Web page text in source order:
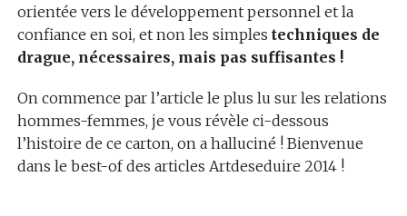
orientée vers le développement personnel et la
confiance en soi, et non les simples techniques de
drague, nécessaires, mais pas suffisantes !
On commence par l’article le plus lu sur les relations
hommes-femmes, je vous révèle ci-dessous
l’histoire de ce carton, on a halluciné ! Bienvenue
dans le best-of des articles Artdeseduire 2014 !